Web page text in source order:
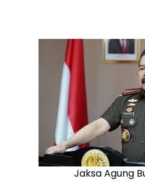
Jaksa Agung